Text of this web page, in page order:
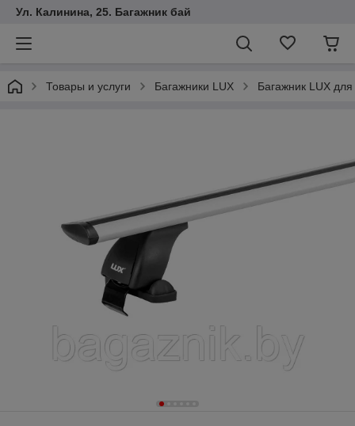
Ул. Калинина, 25. Багажник бай
Товары и услуги Багажники LUX Багажник LUX